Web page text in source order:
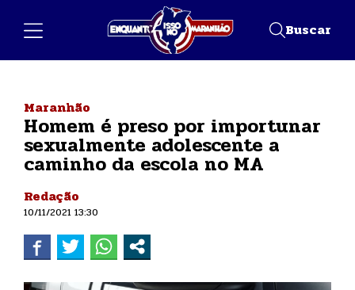
Buscar
Maranhão
Homem é preso por importunar
sexualmente adolescente a
caminho da escola no MA
Redação
10/11/2021 13:30